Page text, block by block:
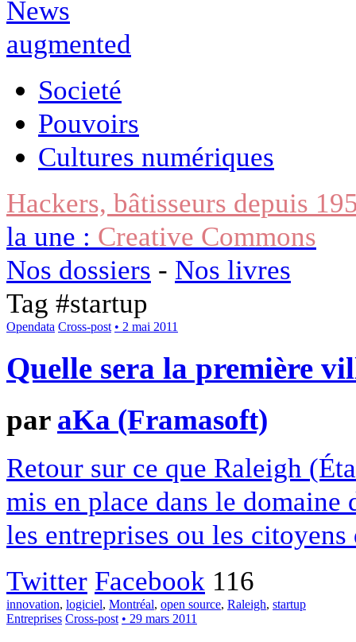
Societé
Pouvoirs
Cultures numériques
Hackers, bâtisseurs depuis
la une : Creative Commons
Nos dossiers - Nos livres
Tag #startup
Opendata Cross-post • 2 mai 2011
Quelle sera la première
par aKa (Framasoft)
Retour sur ce que Raleigh
mis en place dans le domaine
les entreprises ou les
Twitter Facebook 116
innovation, logiciel, Montréal, open source, Raleigh, startup
Entreprises Cross-post • 29 mars 2011